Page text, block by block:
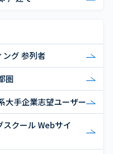
ング 参列者
圏
大手企業志望ユーザー
スクール Webサイ